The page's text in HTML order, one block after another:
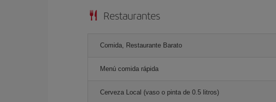
Restaurantes
Comida, Restaurante Barato
Menú comida rápida
Cerveza Local (vaso o pinta de 0.5 litros)